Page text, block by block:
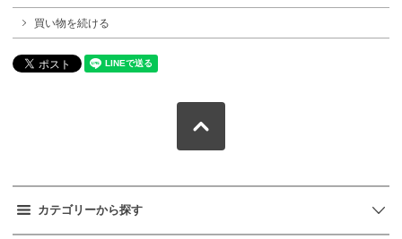
買い物を続ける
カテゴリーから探す